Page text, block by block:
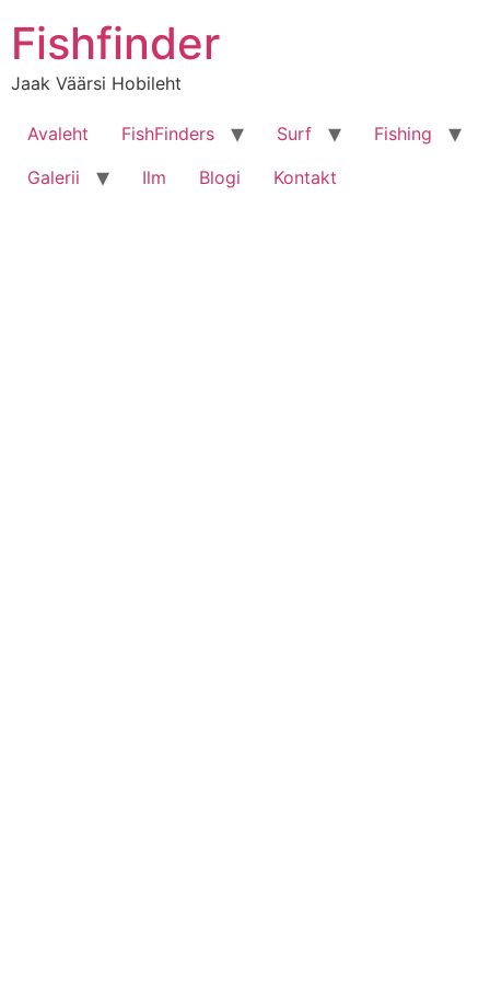
sisu
juurde
Fishfinder
Jaak Väärsi Hobileht
Avaleht FishFinders Surf
Fishing
Galerii
Ilm Blogi Kontakt